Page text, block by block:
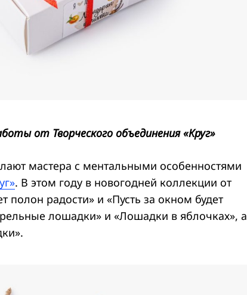
от Творческого объединения «Круг»
мастера с ментальными особенностями
. В этом году в новогодней коллекции от
полон радости» и «Пусть за окном будет
лошадки» и «Лошадки в яблочках», а